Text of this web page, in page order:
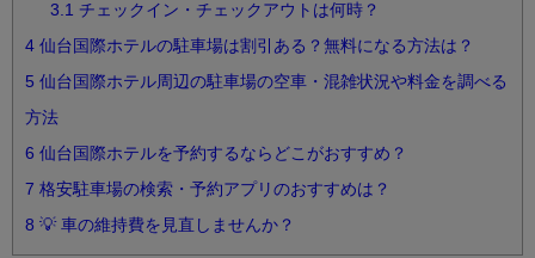
3.1 チェックイン・チェックアウトは何時？
4 仙台国際ホテルの駐車場は割引ある？無料になる方法は？
5 仙台国際ホテル周辺の駐車場の空車・混雑状況や料金を調べる
方法
6 仙台国際ホテルを予約するならどこがおすすめ？
7 格安駐車場の検索・予約アプリのおすすめは？
8 💡 車の維持費を見直しませんか？